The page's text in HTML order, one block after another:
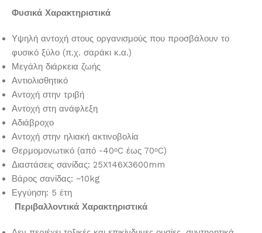
Φυσικά Χαρακτηριστικά
Υψηλή αντοχή στους οργανισμούς που προσβάλουν το
φυσικό ξύλο (π.χ. σαράκι κ.α.)
Μεγάλη διάρκεια ζωής
Αντιολισθητικό
Αντοχή στην τριβή
Αντοχή στη ανάφλεξη
Αδιάβροχο
Αντοχή στην ηλιακή ακτινοβολία
Θερμομονωτικό (από -40οC έως 70οC)
Διαστάσεις σανίδας: 25X146X3600mm
Βάρος σανίδας: ~10kg
Εγγύηση: 5 έτη
Περιβαλλοντικά Χαρακτηριστικά